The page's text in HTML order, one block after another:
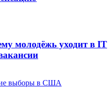
молодёжь уходит в IT